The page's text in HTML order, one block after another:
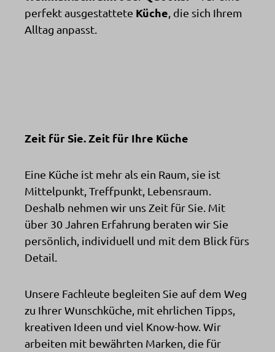
perfekt ausgestattete Küche , die sich Ihrem
Alltag anpasst.
Zeit für Sie. Zeit für Ihre Küche
Eine Küche ist mehr als ein Raum, sie ist
Mittelpunkt, Treffpunkt, Lebensraum.
Deshalb nehmen wir uns Zeit für Sie. Mit
über 30 Jahren Erfahrung beraten wir Sie
persönlich, individuell und mit dem Blick fürs
Detail.
Unsere Fachleute begleiten Sie auf dem Weg
zu Ihrer Wunschküche, mit ehrlichen Tipps,
kreativen Ideen und viel Know-how. Wir
arbeiten mit bewährten Marken, die für